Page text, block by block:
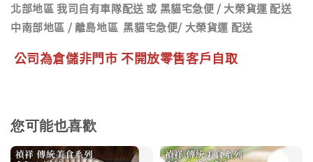
北部地區 我司自有車隊配送 或 黑貓宅急便 / 大榮貨運 配送
中南部地區 /離島地區 黑貓宅急便/ 大榮貨運 配送
公司為倉儲非門市 不開放零售客戶自取
您可能也喜歡